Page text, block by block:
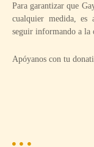
ó
n
d
n
Para garantizar que
cualquier medida, es
seguir informando a la
Apóyanos con tu